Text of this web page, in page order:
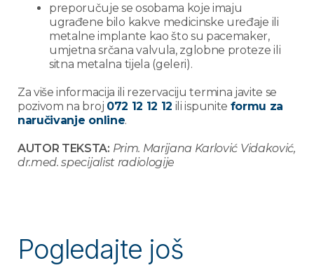
preporučuje se osobama koje imaju
ugrađene bilo kakve medicinske uređaje ili
metalne implante kao što su pacemaker,
umjetna srčana valvula, zglobne proteze ili
sitna metalna tijela (geleri).
Za više informacija ili rezervaciju termina javite se
pozivom na broj 072 12 12 12 ili ispunite formu za
naručivanje online.
AUTOR TEKSTA: Prim. Marijana Karlović Vidaković,
dr.med. specijalist radiologije
Pogledajte još